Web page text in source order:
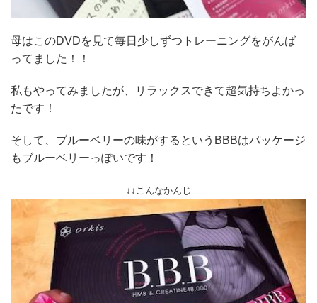
母はこのDVDを見て毎日少しずつトレーニングをがんば
ってました！！
私もやってみましたが、リラックスできて超気持ちよかっ
たです！
そして、ブルーベリーの味がするというBBBはパッケージ
もブルーベリーっぽいです！
↓↓こんなかんじ